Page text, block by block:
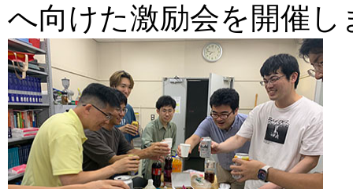
へ向けた激励会を開催